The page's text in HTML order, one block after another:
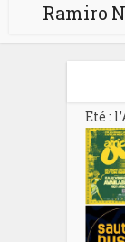
Ramiro
Eté :